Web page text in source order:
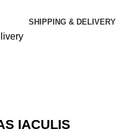
SHIPPING & DELIVERY
IACULIS